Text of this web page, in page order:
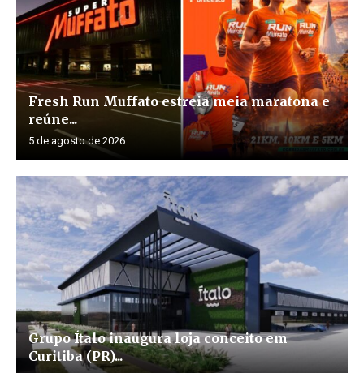
Fresh Run Muffato estreia meia maratona e
reúne...
5 de agosto de 2026
Grupo Ítalo inaugura loja conceito em
Curitiba (PR)...